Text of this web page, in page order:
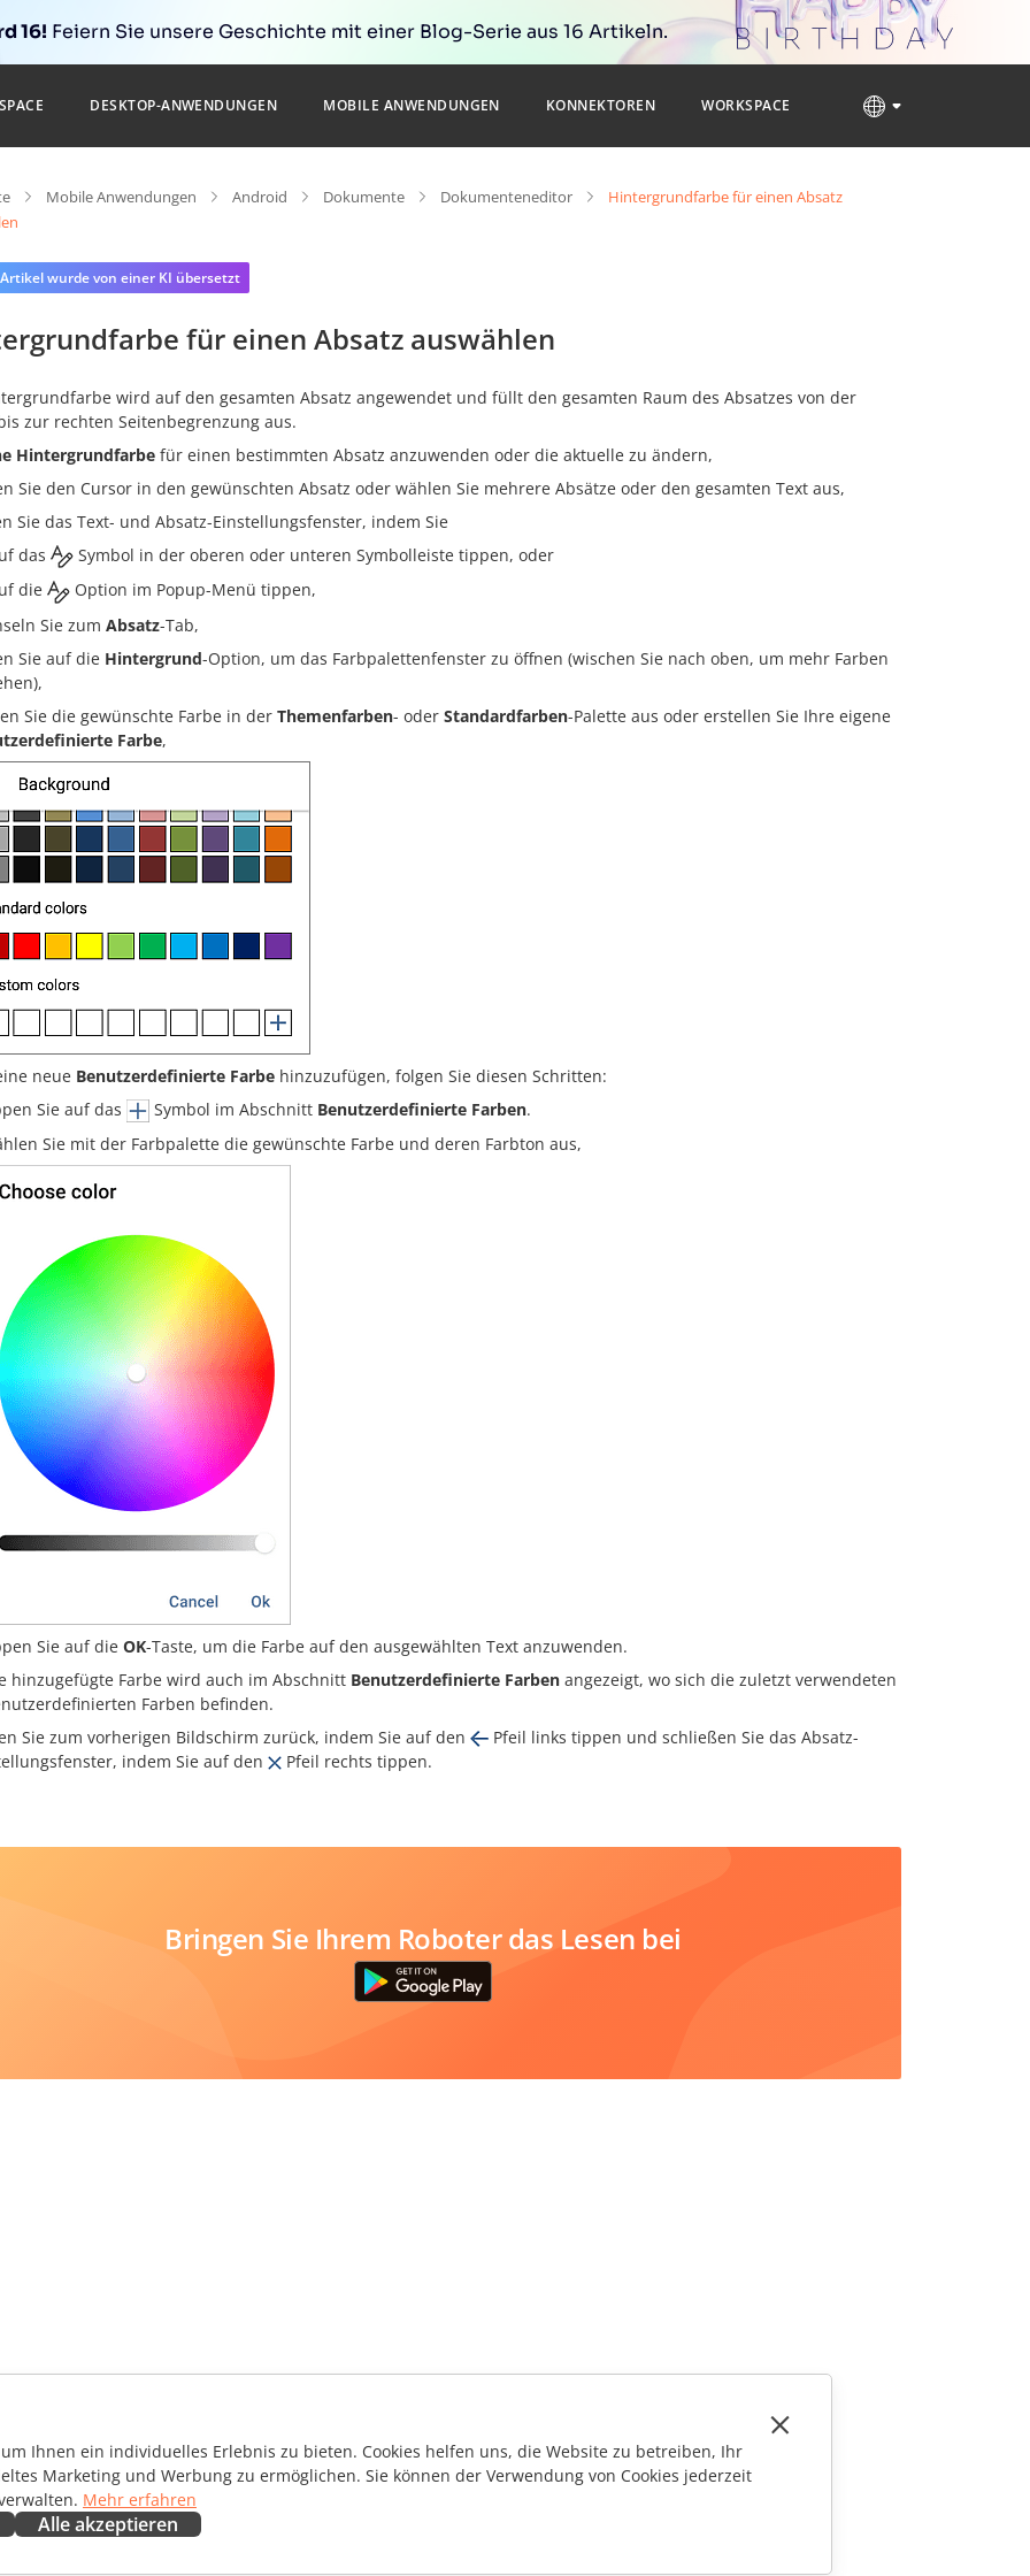
16! Feiern Sie unsere Geschichte mit einer Blog-Serie aus 16 Artikeln.
DESKTOP-ANWENDUNGEN MOBILE ANWENDUNGEN KONNEKTOREN WORKSPACE
Mobile Anwendungen Android Dokumente Dokumenteneditor
Hintergrundfarbe für einen Absatz
wurde von einer KI übersetzt
für einen Absatz auswählen
wird auf den gesamten Absatz angewendet und füllt den gesamten Raum des Absatzes von der
zur rechten Seitenbegrenzung aus.
Hintergrundfarbe für einen bestimmten Absatz anzuwenden oder die aktuelle zu ändern,
Sie den Cursor in den gewünschten Absatz oder wählen Sie mehrere Absätze oder den gesamten Text aus,
Sie das Text- und Absatz-Einstellungsfenster, indem Sie
das
Symbol in der oberen oder unteren Symbolleiste tippen, oder
die
Option im Popup-Menü tippen,
Sie zum Absatz-Tab,
Sie auf die Hintergrund-Option, um das Farbpalettenfenster zu öffnen (wischen Sie nach oben, um mehr Farben
Sie die gewünschte Farbe in der Themenfarben- oder Standardfarben-Palette aus oder erstellen Sie Ihre eigene
Farbe,
neue Benutzerdefinierte Farbe hinzuzufügen, folgen Sie diesen Schritten:
Sie auf das
Symbol im Abschnitt Benutzerdefinierte Farben.
Sie mit der Farbpalette die gewünschte Farbe und deren Farbton aus,
Sie auf die OK-Taste, um die Farbe auf den ausgewählten Text anzuwenden.
hinzugefügte Farbe wird auch im Abschnitt Benutzerdefinierte Farben angezeigt, wo sich die zuletzt verwendeten
Farben befinden.
Sie zum vorherigen Bildschirm zurück, indem Sie auf den
Pfeil links tippen und schließen Sie das Absatz-
indem Sie auf den
Pfeil rechts tippen.
Bringen Sie Ihrem Roboter das Lesen bei
Ihnen ein individuelles Erlebnis zu bieten. Cookies helfen uns, die Website zu betreiben, Ihr
Marketing und Werbung zu ermöglichen. Sie können der Verwendung von Cookies jederzeit
Mehr erfahren
Alle akzeptieren